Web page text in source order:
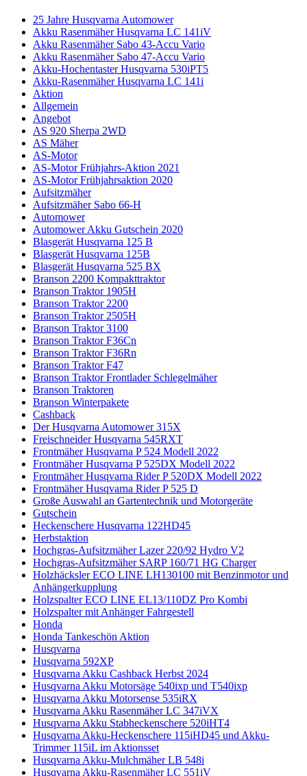
25 Jahre Husqvarna Automower
Akku Rasenmäher Husqvarna LC 141iV
Akku Rasenmäher Sabo 43-Accu Vario
Akku Rasenmäher Sabo 47-Accu Vario
Akku-Hochentaster Husqvarna 530iPT5
Akku-Rasenmäher Husqvarna LC 141i
Aktion
Allgemein
Angebot
AS 920 Sherpa 2WD
AS Mäher
AS-Motor
AS-Motor Frühjahrs-Aktion 2021
AS-Motor Frühjahrsaktion 2020
Aufsitzmäher
Aufsitzmäher Sabo 66-H
Automower
Automower Akku Gutschein 2020
Blasgerät Husqvarna 125 B
Blasgerät Husqvarna 125B
Blasgerät Husqvarna 525 BX
Branson 2200 Kompakttraktor
Branson Traktor 1905H
Branson Traktor 2200
Branson Traktor 2505H
Branson Traktor 3100
Branson Traktor F36Cn
Branson Traktor F36Rn
Branson Traktor F47
Branson Traktor Frontlader Schlegelmäher
Branson Traktoren
Branson Winterpakete
Cashback
Der Husqvarna Automower 315X
Freischneider Husqvarna 545RXT
Frontmäher Husqvarna P 524 Modell 2022
Frontmäher Husqvarna P 525DX Modell 2022
Frontmäher Husqvarna Rider P 520DX Modell 2022
Frontmäher Husqvarna Rider P 525 D
Große Auswahl an Gartentechnik und Motorgeräte
Gutschein
Heckenschere Husqvarna 122HD45
Herbstaktion
Hochgras-Aufsitzmäher Lazer 220/92 Hydro V2
Hochgras-Aufsitzmäher SARP 160/71 HG Charger
Holzhäcksler ECO LINE LH130100 mit Benzinmotor und
Anhängerkupplung
Holzspalter ECO LINE EL13/110DZ Pro Kombi
Holzspalter mit Anhänger Fahrgestell
Honda
Honda Tankeschön Aktion
Husqvarna
Husqvarna 592XP
Husqvarna Akku Cashback Herbst 2024
Husqvarna Akku Motorsäge 540ixp und T540ixp
Husqvarna Akku Motorsense 535iRX
Husqvarna Akku Rasenmäher LC 347iVX
Husqvarna Akku Stabheckenschere 520iHT4
Husqvarna Akku-Heckenschere 115iHD45 und Akku-
Trimmer 115iL im Aktionsset
Husqvarna Akku-Mulchmäher LB 548i
Husqvarna Akku-Rasenmäher LC 551iV